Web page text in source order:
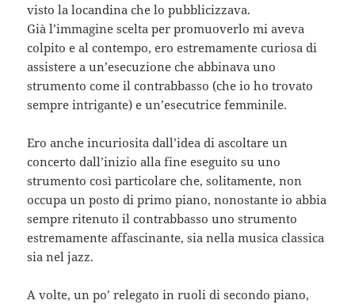
visto la locandina che lo pubblicizzava.
Già l’immagine scelta per promuoverlo mi aveva
colpito e al contempo, ero estremamente curiosa di
assistere a un’esecuzione che abbinava uno
strumento come il contrabbasso (che io ho trovato
sempre intrigante) e un’esecutrice femminile.
Ero anche incuriosita dall’idea di ascoltare un
concerto dall’inizio alla fine eseguito su uno
strumento così particolare che, solitamente, non
occupa un posto di primo piano, nonostante io abbia
sempre ritenuto il contrabbasso uno strumento
estremamente affascinante, sia nella musica classica
sia nel jazz.
A volte, un po’ relegato in ruoli di secondo piano,